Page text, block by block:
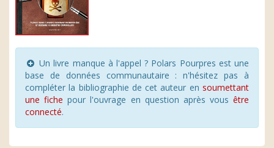
Un livre manque à l'appel ? Polars Pourpres est une
base de données communautaire : n'hésitez pas à
compléter la bibliographie de cet auteur en soumettant
une fiche pour l'ouvrage en question après vous être
connecté.